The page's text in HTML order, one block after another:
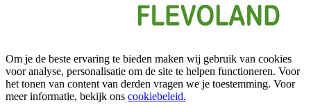
Om je de beste ervaring te bieden maken wij gebruik van cookies
voor analyse, personalisatie om de site te helpen functioneren. Voor
het tonen van content van derden vragen we je toestemming. Voor
meer informatie, bekijk ons cookiebeleid.